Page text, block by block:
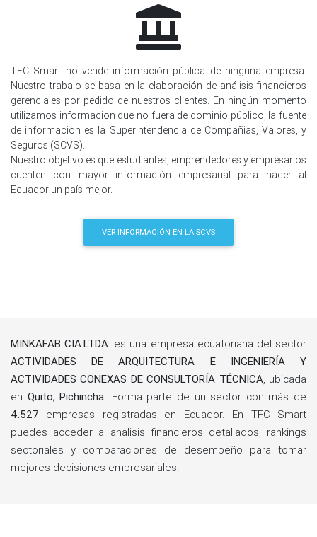
TFC Smart no vende información pública de ninguna empresa.
Nuestro trabajo se basa en la elaboración de análisis financieros
gerenciales por pedido de nuestros clientes. En ningún momento
utilizamos informacion que no fuera de dominio público, la fuente
de informacion es la Superintendencia de Compañias, Valores, y
Seguros (SCVS).
Nuestro objetivo es que estudiantes, emprendedores y empresarios
cuenten con mayor información empresarial para hacer al
Ecuador un país mejor.
VER INFORMACIÓN EN LA SCVS
MINKAFAB CIA.LTDA. es una empresa ecuatoriana del sector
ACTIVIDADES DE ARQUITECTURA E INGENIERÍA Y
ACTIVIDADES CONEXAS DE CONSULTORÍA TÉCNICA, ubicada
en Quito, Pichincha. Forma parte de un sector con más de
4.527 empresas registradas en Ecuador. En TFC Smart
puedes acceder a analisis financieros detallados, rankings
sectoriales y comparaciones de desempeño para tomar
mejores decisiones empresariales.